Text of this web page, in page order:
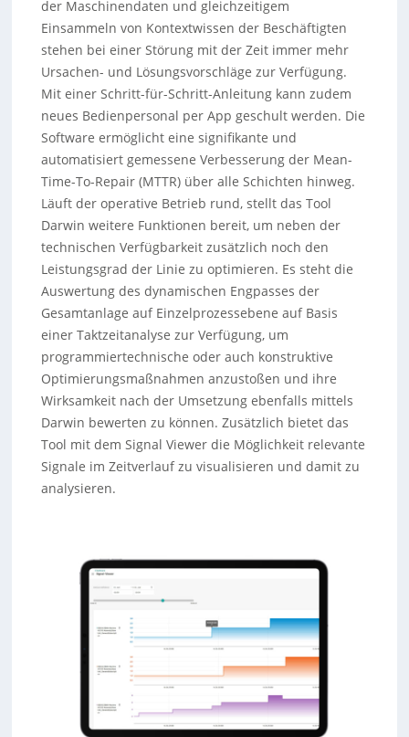
der Maschinendaten und gleichzeitigem
Einsammeln von Kontextwissen der Beschäftigten
stehen bei einer Störung mit der Zeit immer mehr
Ursachen- und Lösungsvorschläge zur Verfügung.
Mit einer Schritt-für-Schritt-Anleitung kann zudem
neues Bedienpersonal per App geschult werden. Die
Software ermöglicht eine signifikante und
automatisiert gemessene Verbesserung der Mean-
Time-To-Repair (MTTR) über alle Schichten hinweg.
Läuft der operative Betrieb rund, stellt das Tool
Darwin weitere Funktionen bereit, um neben der
technischen Verfügbarkeit zusätzlich noch den
Leistungsgrad der Linie zu optimieren. Es steht die
Auswertung des dynamischen Engpasses der
Gesamtanlage auf Einzelprozessebene auf Basis
einer Taktzeitanalyse zur Verfügung, um
programmiertechnische oder auch konstruktive
Optimierungsmaßnahmen anzustoßen und ihre
Wirksamkeit nach der Umsetzung ebenfalls mittels
Darwin bewerten zu können. Zusätzlich bietet das
Tool mit dem Signal Viewer die Möglichkeit relevante
Signale im Zeitverlauf zu visualisieren und damit zu
analysieren.